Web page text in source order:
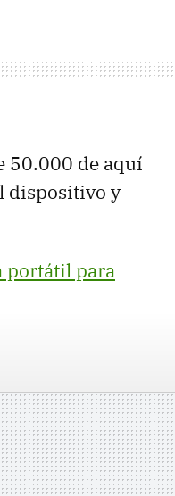
50.000 de aquí
dispositivo y
portátil para